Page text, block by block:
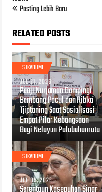
Posting Lebih Baru
RELATED POSTS
SUKABUMI
JUL 21, 2026
Paoji Nurjaman Dampingi
Bambang Pacul dan Ribka
Tjiptaning Saat Sosialisasi
Empat Pilar Kebangsaan
Bagi Nelayan Palabuhanratu
SUKABUMI
JUL 05, 2026